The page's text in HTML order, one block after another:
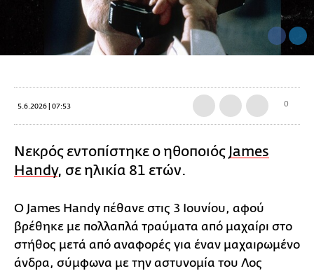
5.6.2026 | 07:53 0
Νεκρός εντοπίστηκε ο ηθοποιός James
Handy, σε ηλικία 81 ετών.
Ο James Handy πέθανε στις 3 Ιουνίου, αφού
βρέθηκε με πολλαπλά τραύματα από μαχαίρι στο
στήθος μετά από αναφορές για έναν μαχαιρωμένο
άνδρα, σύμφωνα με την αστυνομία του Λος